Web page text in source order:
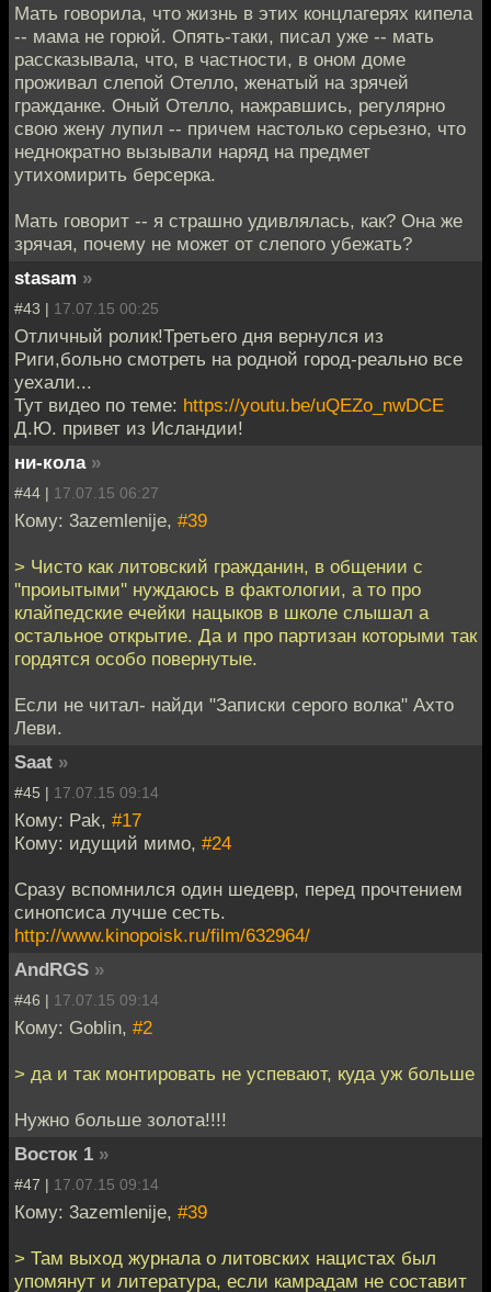
Мать говорила, что жизнь в этих концлагерях кипела
-- мама не горюй. Опять-таки, писал уже -- мать
рассказывала, что, в частности, в оном доме
проживал слепой Отелло, женатый на зрячей
гражданке. Оный Отелло, нажравшись, регулярно
свою жену лупил -- причем настолько серьезно, что
неднократно вызывали наряд на предмет
утихомирить берсерка.
Мать говорит -- я страшно удивлялась, как? Она же
зрячая, почему не может от слепого убежать?
stasam »
#43 | 17.07.15 00:25
Отличный ролик!Третьего дня вернулся из
Риги,больно смотреть на родной город-реально все
уехали...
Тут видео по теме: https://youtu.be/uQEZo_nwDCE
Д.Ю. привет из Исландии!
ни-кола »
#44 | 17.07.15 06:27
Кому: 3azemlenije, #39
> Чисто как литовский гражданин, в общении с
''проиытыми'' нуждаюсь в фактологии, а то про
клайпедские ечейки нацыков в школе слышал а
остальное открытие. Да и про партизан которыми так
гордятся особо повернутые.
Если не читал- найди "Записки серого волка" Ахто
Леви.
Saat »
#45 | 17.07.15 09:14
Кому: Pak, #17
Кому: идущий мимо, #24
Сразу вспомнился один шедевр, перед прочтением
синопсиса лучше сесть.
http://www.kinopoisk.ru/film/632964/
AndRGS »
#46 | 17.07.15 09:14
Кому: Goblin, #2
> да и так монтировать не успевают, куда уж больше
Нужно больше золота!!!!
Восток 1 »
#47 | 17.07.15 09:14
Кому: 3azemlenije, #39
> Там выход журнала о литовских нацистах был
упомянут и литература, если камрадам не составит